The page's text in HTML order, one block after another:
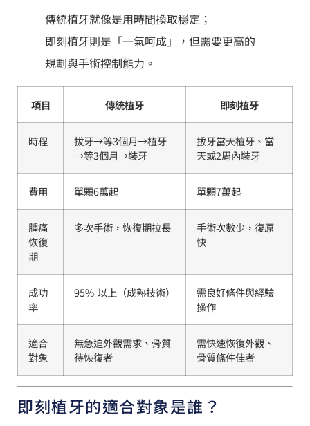
傳統植牙就像是用時間換取穩定；
即刻植牙則是「一氣呵成」，但需要更高的
規劃與手術控制能力。
項目 傳統植牙 即刻植牙
時程
拔牙→等3個月→植牙
→等3個月→裝牙
拔牙當天植牙、當
天或2周內裝牙
費用 單顆6萬起 單顆7萬起
腫痛
恢復
期
多次手術，恢復期拉長
手術次數少，復原
快
成功
率
95% 以上（成熟技術）
需良好條件與經驗
操作
適合
對象
無急迫外觀需求、骨質
待恢復者
需快速恢復外觀、
骨質條件佳者
即刻植牙的適合對象是誰？